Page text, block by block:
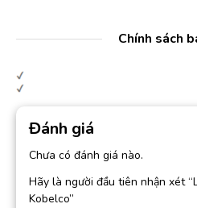
Chính sách
Đánh giá
Chưa có đánh giá nào.
Hãy là người đầu tiên nhận xét
Kobelco”